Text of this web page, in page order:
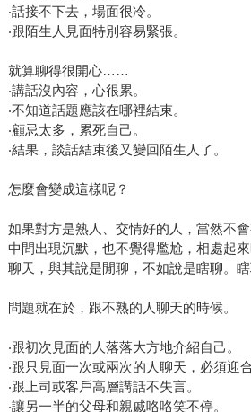
‧話接不下去，場面很冷。
‧跟陌生人見面特別容易緊張。
就算聊得很開心……
‧講話沒內容，心很累。
‧不知道話題應該在哪裡結束。
‧顧忌太多，累死自己。
‧結果，談話結束後又變回陌生人了。
怎麼會變成這樣呢？
如果對方是熟人、交情好的人，當然不
中間出現沉默，也不覺得尷尬，相處起
聊天，與其說是閒聊，不如說是瞎聊。瞎
問題就在於，跟不熟的人聊天的時候。
‧跟初次見面的人落落大方地介紹自己。
‧跟只見面一次或兩次的人聊天，必須迎
‧跟上司或客戶高層講話不失言。
‧讓另一半的父母和親戚咯咯笑不停。